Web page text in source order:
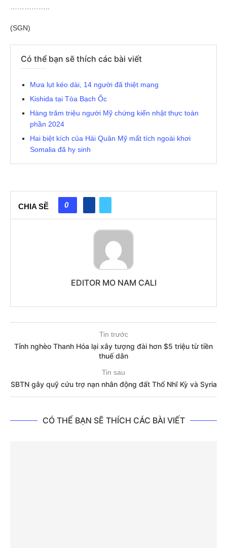
(SGN)
Có thể bạn sẽ thích các bài viết
Mưa lụt kéo dài, 14 người đã thiệt mạng
Kishida tại Tòa Bạch Ốc
Hàng trăm triệu người Mỹ chứng kiến nhật thực toàn
phần 2024
Hai biệt kích của Hải Quân Mỹ mất tích ngoài khơi
Somalia đã hy sinh
CHIA SẼ 0
EDITOR MO NAM CALI
Tin trước
Tỉnh nghèo Thanh Hóa lại xây tượng đài hơn $5 triệu từ tiền
thuế dân
Tin sau
SBTN gây quỹ cứu trợ nạn nhân động đất Thổ Nhĩ Kỳ và Syria
CÓ THỂ BẠN SẼ THÍCH CÁC BÀI VIẾT